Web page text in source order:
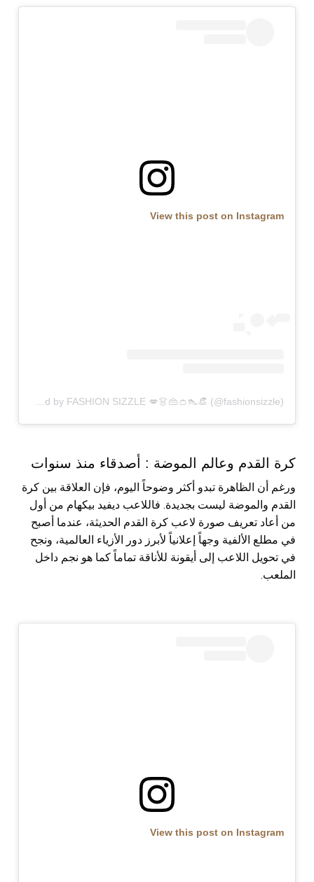
View this post on Instagram
A post shared by FASHION SIZZLE 💋👗👜👛👠👒 (@fashionsizzle)
كرة القدم وعالم الموضة : أصدقاء منذ سنوات
ورغم أن الظاهرة تبدو أكثر وضوحاً اليوم، فإن العلاقة بين كرة
القدم والموضة ليست بجديدة. فاللاعب ديفيد بيكهام من أول
من أعاد تعريف صورة لاعب كرة القدم الحديثة، عندما أصبح
في مطلع الألفية وجهاً إعلانياً لأبرز دور الأزياء العالمية، ونجح
في تحويل اللاعب إلى أيقونة للأناقة تماماً كما هو نجم داخل
الملعب.
View this post on Instagram